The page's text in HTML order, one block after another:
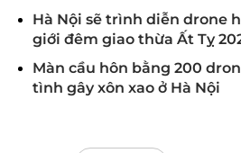
Hà Nội sẽ trình diễn drone
giới đêm giao thừa Ất Tỵ
Màn cầu hôn bằng 200
tình gây xôn xao ở Hà Nội